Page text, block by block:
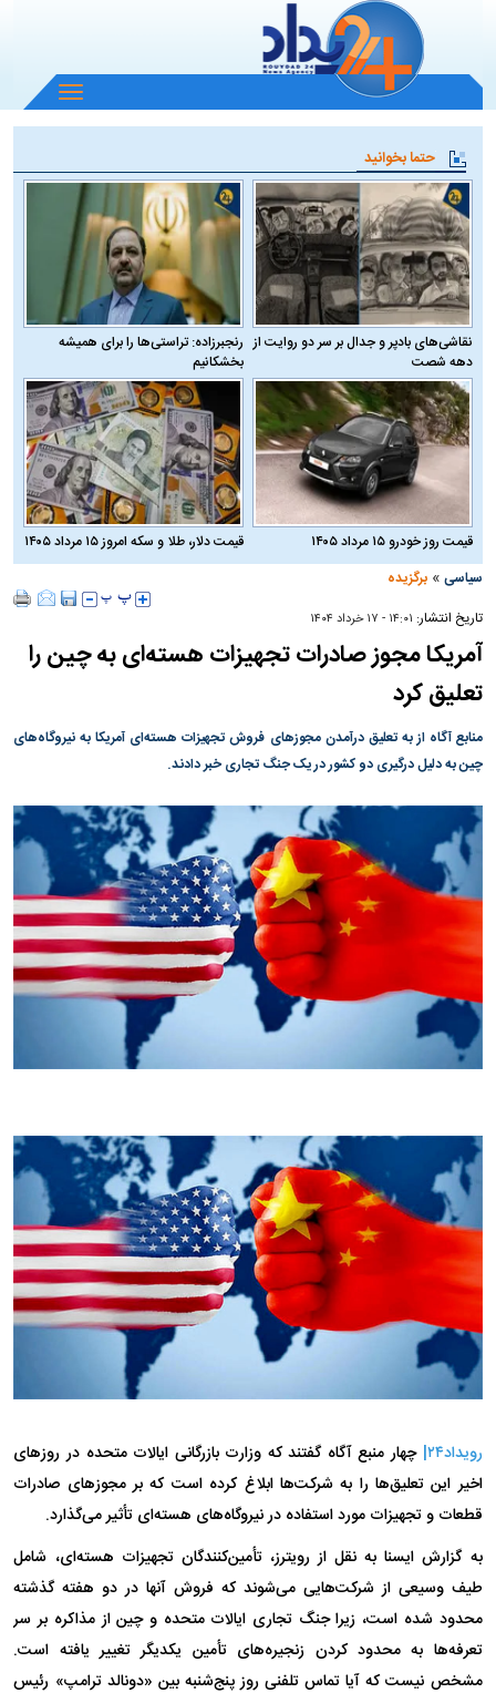
باز
و
منو
حتما بخوانید
نقاشی‌های بادپر و جدال بر سر دو روایت از
دهه شصت
رنجبرزاده: تراستی‌ها را برای همیشه
بخشکانیم
قیمت روز خودرو ۱۵ مرداد ۱۴۰۵
قیمت دلار، طلا و سکه امروز ۱۵ مرداد ۱۴۰۵
سیاسی »برگزیده
تاریخ انتشار: ۱۴:۰۱ - ۱۷ خرداد ۱۴۰۴
آمریکا مجوز صادرات تجهیزات هسته‌ای به چین را
تعلیق کرد
منابع آگاه از به تعلیق درآمدن مجوز‌های فروش تجهیزات هسته‌ای آمریکا به نیروگاه‌های
چین به دلیل درگیری دو کشور در یک جنگ تجاری خبر دادند.
رویداد۲۴|
چهار منبع آگاه گفتند که وزارت بازرگانی ایالات متحده در روز‌های
اخیر این تعلیق‌ها را به شرکت‌ها ابلاغ کرده است که بر مجوز‌های صادرات
قطعات و تجهیزات مورد استفاده در نیروگاه‌های هسته‌ای تأثیر می‌گذارد.
به گزارش ایسنا به نقل از رویترز، تأمین‌کنندگان تجهیزات هسته‌ای، شامل
طیف وسیعی از شرکت‌هایی می‌شوند که فروش آنها در دو هفته گذشته
محدود شده است، زیرا جنگ تجاری ایالات متحده و چین از مذاکره بر سر
تعرفه‌ها به محدود کردن زنجیره‌های تأمین یکدیگر تغییر یافته است.
مشخص نیست که آیا تماس تلفنی روز پنج‌شنبه بین «دونالد ترامپ» رئیس